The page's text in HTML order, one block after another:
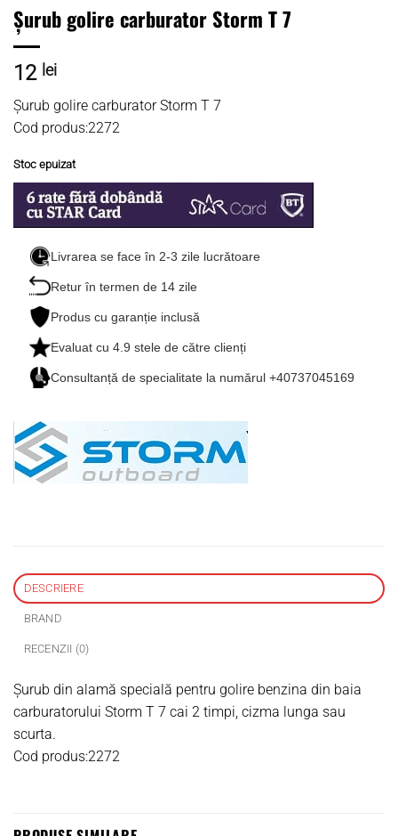
Șurub golire carburator Storm T 7
12 lei
Șurub golire carburator Storm T 7
Cod produs:2272
Stoc epuizat
Livrarea se face în 2-3 zile lucrătoare
Retur în termen de 14 zile
Produs cu garanție inclusă
Evaluat cu4.9 stele de către clienți
Consultanță de specialitate la numărul +40737045169
DESCRIERE
BRAND
RECENZII (0)
Șurub din alamă specială pentru golire benzina din baia
carburatorului Storm T 7 cai 2 timpi, cizma lunga sau
scurta.
Cod produs:2272